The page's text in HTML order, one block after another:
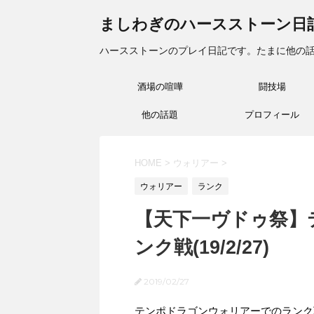
ましわぎのハースストーン日
ハースストーンのプレイ日記です。たまに他の
酒場の喧嘩 闘技場
他の話題 プロフィール
HOME > ウォリアー >
ウォリアー ランク
【天下一ヴドゥ祭
ンク戦(19/2/27)
2019/02/27
テンポドラゴンウォリアーでのラン